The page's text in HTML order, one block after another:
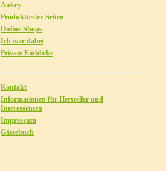
Aukey
Produkttester Seiten
Online Shops
Ich war dabei
Private Einblicke
Kontakt
Informationen für Hersteller und
Interessenten
Impressum
Gästebuch